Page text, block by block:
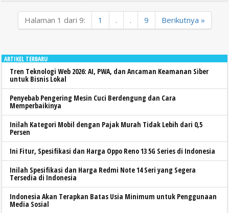
Halaman 1 dari 9: 1 . . 9 Berikutnya »
ARTIKEL TERBARU
Tren Teknologi Web 2026: AI, PWA, dan Ancaman Keamanan Siber
untuk Bisnis Lokal
Penyebab Pengering Mesin Cuci Berdengung dan Cara
Memperbaikinya
Inilah Kategori Mobil dengan Pajak Murah Tidak Lebih dari 0,5
Persen
Ini Fitur, Spesifikasi dan Harga Oppo Reno 13 5G Series di Indonesia
Inilah Spesifikasi dan Harga Redmi Note 14 Seri yang Segera
Tersedia di Indonesia
Indonesia Akan Terapkan Batas Usia Minimum untuk Penggunaan
Media Sosial